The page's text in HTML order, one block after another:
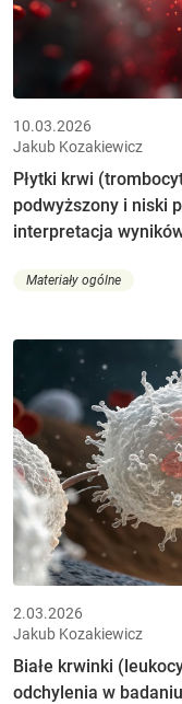
10.03.2026
Jakub Kozakiewicz
Płytki krwi
podwyższony i niski
interpretacja
Materiały ogólne
2.03.2026
Jakub Kozakiewicz
Białe krwinki
odchylenia w